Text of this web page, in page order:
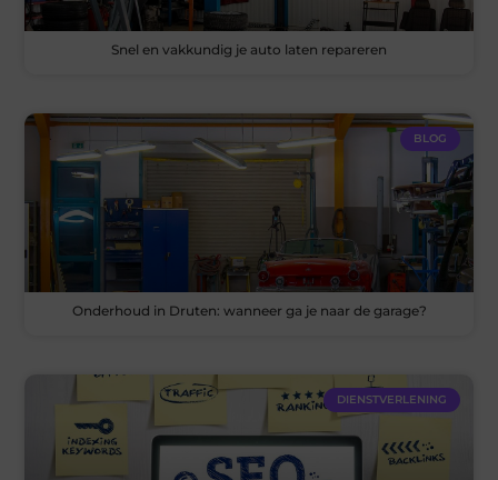
Snel en vakkundig je auto laten repareren
BLOG
Onderhoud in Druten: wanneer ga je naar de garage?
DIENSTVERLENING